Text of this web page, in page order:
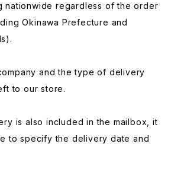
nationwide regardless of the order
Okinawa Prefecture and
and the type of delivery
to our store.
is also included in the mailbox, it
to specify the delivery date and